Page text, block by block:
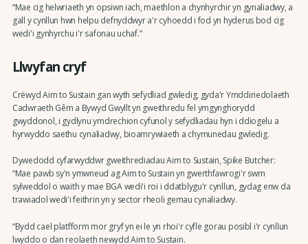
“Mae cig helwriaeth yn opsiwn iach, maethlon a chynhyrchir yn gynaliadwy, a
gall y cynllun hwn helpu defnyddwyr a'r cyhoedd i fod yn hyderus bod cig
wedi'i gynhyrchu i'r safonau uchaf.”
Llwyfan cryf
Crëwyd Aim to Sustain gan wyth sefydliad gwledig, gyda'r Ymddiriedolaeth
Cadwraeth Gêm a Bywyd Gwyllt yn gweithredu fel ymgynghorydd
gwyddonol, i gydlynu ymdrechion cyfunol y sefydliadau hyn i ddiogelu a
hyrwyddo saethu cynaliadwy, bioamrywiaeth a chymunedau gwledig.
Dywedodd cyfarwyddwr gweithrediadau Aim to Sustain, Spike Butcher:
“Mae pawb sy'n ymwneud ag Aim to Sustain yn gwerthfawrogi'r swm
sylweddol o waith y mae BGA wedi'i roi i ddatblygu'r cynllun, gydag enw da
trawiadol wedi'i feithrin yn y sector rheoli gemau cynaliadwy.
“Bydd cael platfform mor gryf yn ei le yn rhoi'r cyfle gorau posibl i'r cynllun
lwyddo o dan reolaeth newydd Aim to Sustain.